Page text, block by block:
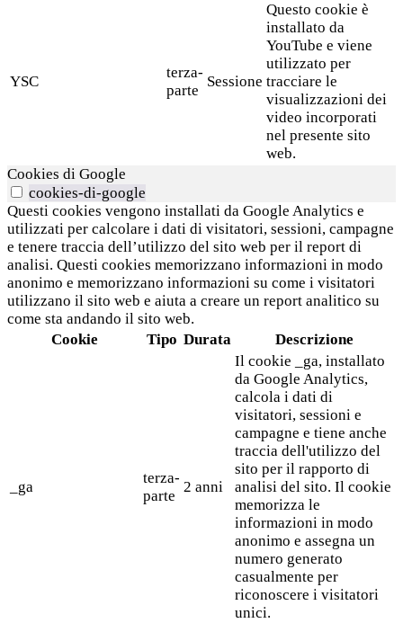
YSC
terza-
parte
Sessione
Questo cookie è
installato da
YouTube e viene
utilizzato per
tracciare le
visualizzazioni dei
video incorporati
nel presente sito
web.
Cookies di Google
cookies-di-google
Questi cookies vengono installati da Google Analytics e
utilizzati per calcolare i dati di visitatori, sessioni, campagne
e tenere traccia dell’utilizzo del sito web per il report di
analisi. Questi cookies memorizzano informazioni in modo
anonimo e memorizzano informazioni su come i visitatori
utilizzano il sito web e aiuta a creare un report analitico su
come sta andando il sito web.
Cookie
Tipo Durata Descrizione
_ga
terza-
parte
2 anni
Il cookie _ga, installato
da Google Analytics,
calcola i dati di
visitatori, sessioni e
campagne e tiene anche
traccia dell'utilizzo del
sito per il rapporto di
analisi del sito. Il cookie
memorizza le
informazioni in modo
anonimo e assegna un
numero generato
casualmente per
riconoscere i visitatori
unici.